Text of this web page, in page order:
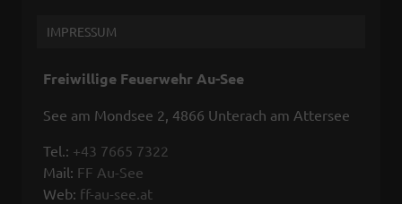
IMPRESSUM
Freiwillige Feuerwehr Au-See
See am Mondsee 2, 4866 Unterach am Attersee
Tel.: +43 7665 7322
Mail: FF Au-See
Web: ff-au-see.at